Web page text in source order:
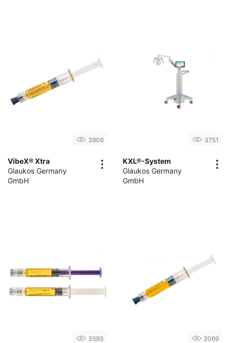
3806
VibeX® Xtra
Glaukos Germany
GmbH
3751
KXL®-System
Glaukos Germany
GmbH
3593 2069